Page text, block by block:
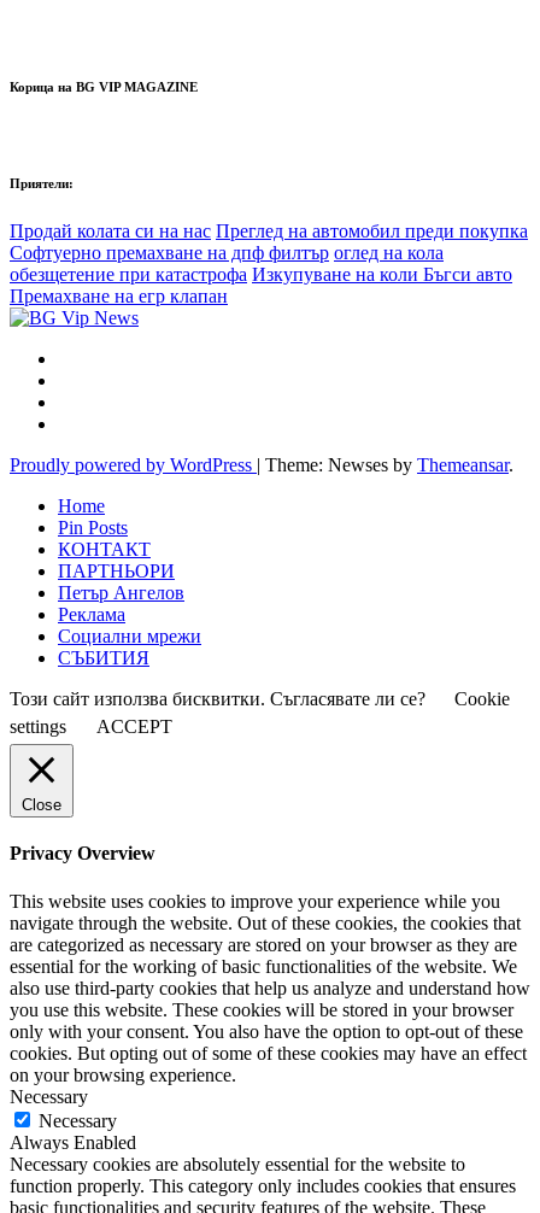
Корица на BG VIP MAGAZINE
Приятели:
Продай колата си на нас Преглед на автомобил преди покупка
Софтуерно премахване на дпф филтър оглед на кола
обезщетение при катастрофа Изкупуване на коли Бъгси авто
Премахване на егр клапан
Proudly powered by WordPress | Theme: Newses by Themeansar.
Home
Pin Posts
КОНТАКТ
ПАРТНЬОРИ
Петър Ангелов
Реклама
Социални мрежи
СЪБИТИЯ
Този сайт използва бисквитки. Съгласявате ли се?
Cookie
settings
ACCEPT
Close
Privacy Overview
This website uses cookies to improve your experience while you
navigate through the website. Out of these cookies, the cookies that
are categorized as necessary are stored on your browser as they are
essential for the working of basic functionalities of the website. We
also use third-party cookies that help us analyze and understand how
you use this website. These cookies will be stored in your browser
only with your consent. You also have the option to opt-out of these
cookies. But opting out of some of these cookies may have an effect
on your browsing experience.
Necessary
Necessary
Always Enabled
Necessary cookies are absolutely essential for the website to
function properly. This category only includes cookies that ensures
basic functionalities and security features of the website. These